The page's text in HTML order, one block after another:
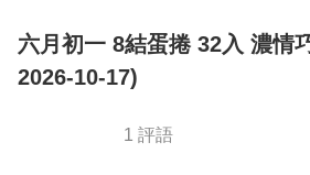
六月初一 8結蛋捲 32入 濃情
2026-10-17)
1 評語